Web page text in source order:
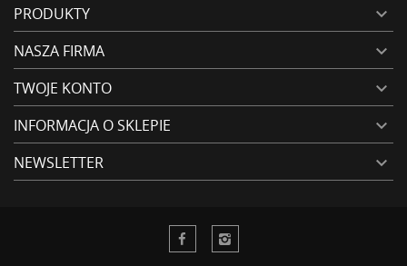
PRODUKTY 
NASZA FIRMA 
TWOJE KONTO 
INFORMACJA O SKLEPIE 
NEWSLETTER 